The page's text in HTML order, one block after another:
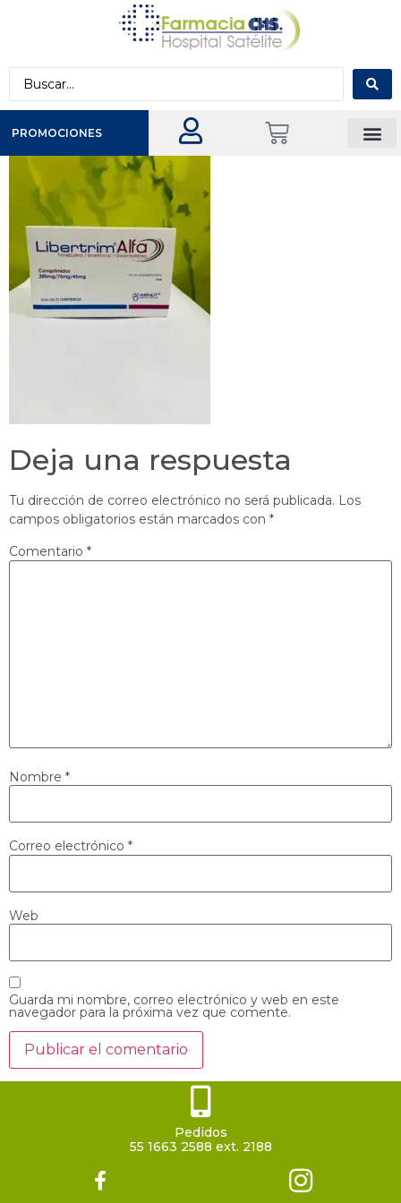
PROMOCIONES
Deja una respuesta
Tu dirección de correo electrónico no será publicada. Los
campos obligatorios están marcados con *
Comentario *
Nombre *
Correo electrónico *
Web
Guarda mi nombre, correo electrónico y web en este
navegador para la próxima vez que comente.
Pedidos
55 1663 2588 ext. 2188